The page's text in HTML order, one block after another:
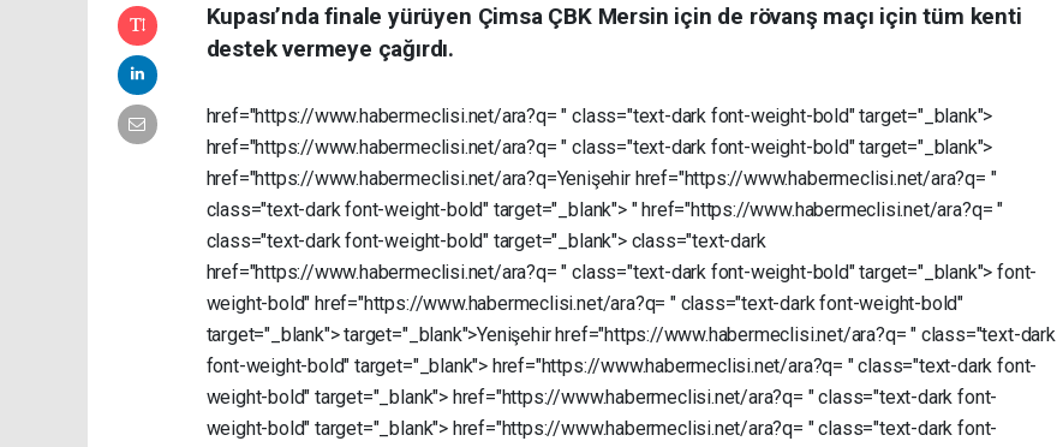
Kupası’nda finale yürüyen Çimsa ÇBK Mersin için de rövanş maçı için tüm kenti
destek vermeye çağırdı.
href="https://www.habermeclisi.net/ara?q="class="text-dark font-weight-bold"target="_blank">
href="https://www.habermeclisi.net/ara?q="class="text-dark font-weight-bold"target="_blank">
href="https://www.habermeclisi.net/ara?q=Yenişehir href="https://www.habermeclisi.net/ara?q= "
class="text-darkfont-weight-bold" target="_blank"> " href="https://www.habermeclisi.net/ara?q="
class="text-darkfont-weight-bold" target="_blank"> class="text-dark
href="https://www.habermeclisi.net/ara?q="class="text-dark font-weight-bold"target="_blank">font-
weight-bold" href="https://www.habermeclisi.net/ara?q= " class="text-darkfont-weight-bold"
target="_blank">target="_blank">Yenişehir href="https://www.habermeclisi.net/ara?q=" class="text-dark
font-weight-bold"target="_blank"> href="https://www.habermeclisi.net/ara?q= "class="text-darkfont-
weight-bold"target="_blank"> href="https://www.habermeclisi.net/ara?q= "class="text-darkfont-
weight-bold"target="_blank"> href="https://www.habermeclisi.net/ara?q= "class="text-darkfont-